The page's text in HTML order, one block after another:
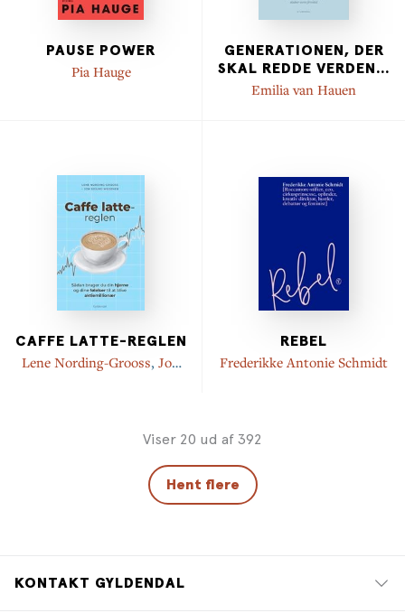
PAUSE POWER
Pia Hauge
GENERATIONEN, DER
SKAL REDDE VERDEN...
Emilia van Hauen
CAFFE LATTE-REGLEN
Lene Nording-Grooss, Jon
REBEL
Frederikke Antonie Schmidt
Viser 20 ud af 392
Hent flere
KONTAKT GYLDENDAL